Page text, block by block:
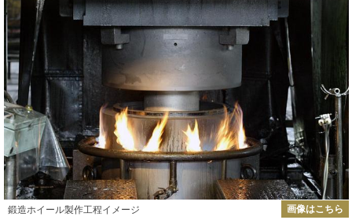
鍛造ホイール製作工程イメージ 画像はこちら